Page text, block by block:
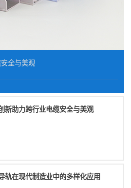
全与美观
新助力跨行业电缆安全与美观
轨在现代制造业中的多样化应用